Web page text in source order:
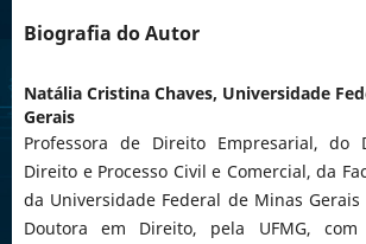
Biografia do Autor
Natália Cristina Chaves, Universidade
Gerais
Professora de Direito Empresarial, do
Direito e Processo Civil e Comercial, da
da Universidade Federal de Minas Gerais
Doutora em Direito, pela UFMG,